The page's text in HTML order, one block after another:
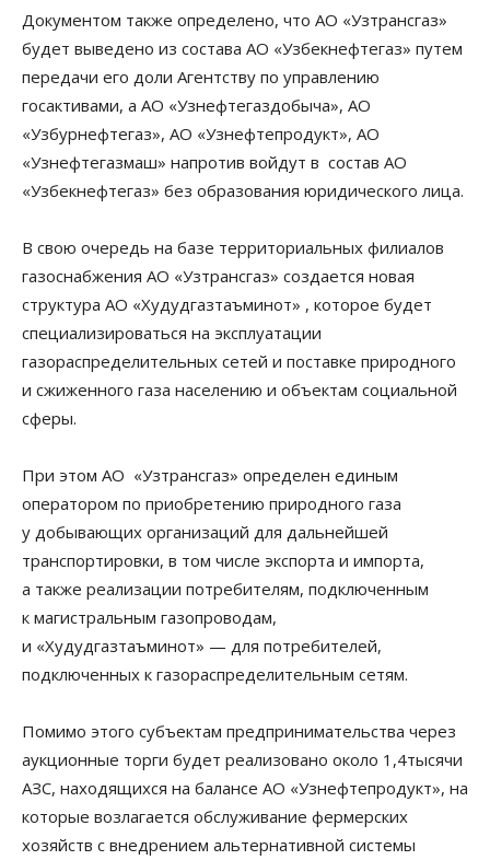
Документом также определено, что АО «Узтрансгаз»
будет выведено из состава АО «Узбекнефтегаз» путем
передачи его доли Агентству по управлению
госактивами, а АО «Узнефтегаздобыча», АО
«Узбурнефтегаз», АО «Узнефтепродукт», АО
«Узнефтегазмаш» напротив войдут в состав АО
«Узбекнефтегаз» без образования юридического лица.
В свою очередь на базе территориальных филиалов
газоснабжения АО «Узтрансгаз» создается новая
структура АО «Худудгазтаъминот» , которое будет
специализироваться на эксплуатации
газораспределительных сетей и поставке природного
и сжиженного газа населению и объектам социальной
сферы.
При этом АО «Узтрансгаз» определен единым
оператором по приобретению природного газа
у добывающих организаций для дальнейшей
транспортировки, в том числе экспорта и импорта,
а также реализации потребителям, подключенным
к магистральным газопроводам,
и «Худудгазтаъминот» — для потребителей,
подключенных к газораспределительным сетям.
Помимо этого субъектам предпринимательства через
аукционные торги будет реализовано около 1,4тысячи
АЗС, находящихся на балансе АО «Узнефтепродукт», на
которые возлагается обслуживание фермерских
хозяйств с внедрением альтернативной системы